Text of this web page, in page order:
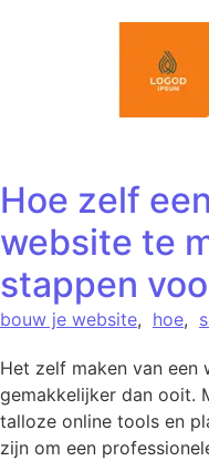
Hoe zelf
website te
stappen
bouw je website, hoe,
Het zelf maken van
gemakkelijker dan ooit.
talloze online tools en
zijn om een